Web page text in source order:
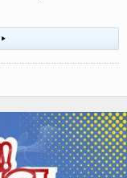
▸